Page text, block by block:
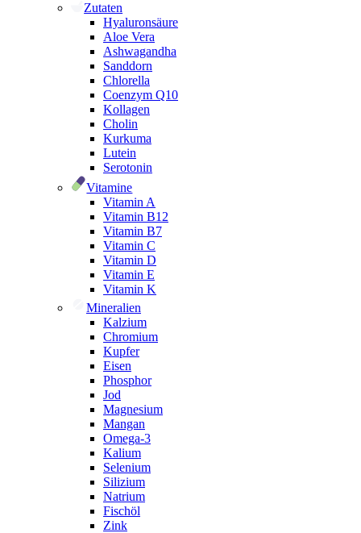
Zutaten
Hyaluronsäure
Aloe Vera
Ashwagandha
Sanddorn
Chlorella
Coenzym Q10
Kollagen
Cholin
Kurkuma
Lutein
Serotonin
Vitamine
Vitamin A
Vitamin B12
Vitamin B7
Vitamin C
Vitamin D
Vitamin E
Vitamin K
Mineralien
Kalzium
Chromium
Kupfer
Eisen
Phosphor
Jod
Magnesium
Mangan
Omega-3
Kalium
Selenium
Silizium
Natrium
Fischöl
Zink